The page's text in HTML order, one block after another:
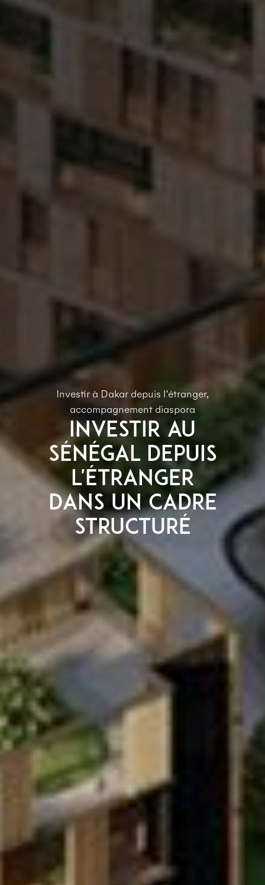
Investir à Dakar depuis l'étranger,
accompagnement diaspora
Investir au
Sénégal depuis
l'étranger
Dans un cadre
structuré